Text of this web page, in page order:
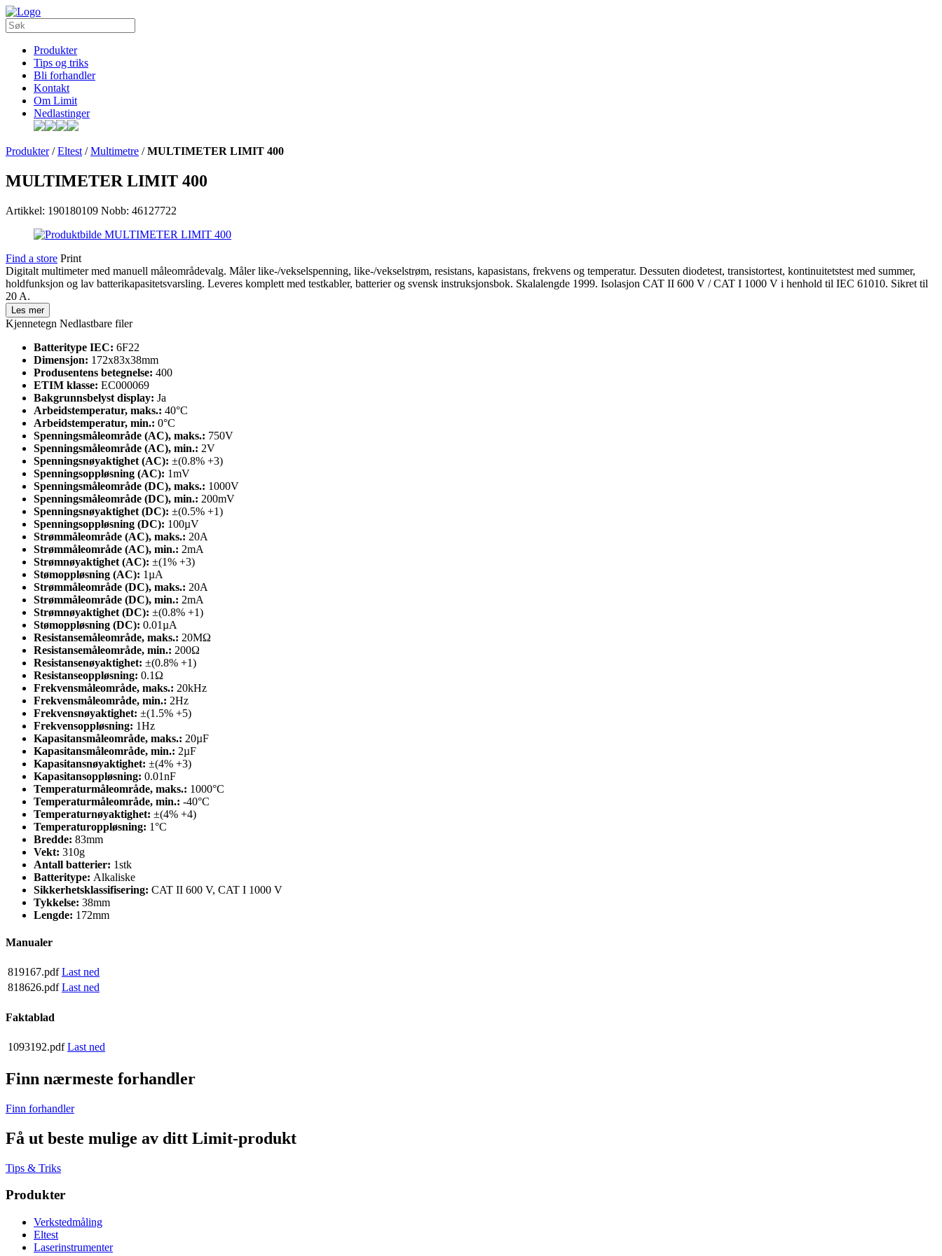
Produkter
Tips og triks
Bli forhandler
Kontakt
Om Limit
Nedlastinger
Produkter/Eltest /Multimetre /MULTIMETER LIMIT 400
MULTIMETER LIMIT 400
Artikkel: 190180109 Nobb: 46127722
Find a store Print
Digitalt multimeter med manuell måleområdevalg. Måler like-/vekselspenning, like-/vekselstrøm, resistans, kapasistans, frekvens og temperatur. Dessuten diodetest, transistortest, kontinuitetstest med summer,
holdfunksjon og lav batterikapasitetsvarsling. Leveres komplett med testkabler, batterier og svensk instruksjonsbok. Skalalengde 1999. Isolasjon CAT II 600 V / CAT I 1000 V i henhold til IEC 61010. Sikret til
20 A.
Les mer
Kjennetegn Nedlastbare filer
Batteritype IEC: 6F22
Dimensjon: 172x83x38mm
Produsentens betegnelse: 400
ETIM klasse: EC000069
Bakgrunnsbelyst display: Ja
Arbeidstemperatur, maks.: 40°C
Arbeidstemperatur, min.: 0°C
Spenningsmåleområde (AC), maks.: 750V
Spenningsmåleområde (AC), min.: 2V
Spenningsnøyaktighet (AC): ±(0.8% +3)
Spenningsoppløsning (AC): 1mV
Spenningsmåleområde (DC), maks.: 1000V
Spenningsmåleområde (DC), min.: 200mV
Spenningsnøyaktighet (DC): ±(0.5% +1)
Spenningsoppløsning (DC): 100µV
Strømmåleområde (AC), maks.: 20A
Strømmåleområde (AC), min.: 2mA
Strømnøyaktighet (AC): ±(1% +3)
Stømoppløsning (AC): 1µA
Strømmåleområde (DC), maks.: 20A
Strømmåleområde (DC), min.: 2mA
Strømnøyaktighet (DC): ±(0.8% +1)
Stømoppløsning (DC): 0.01µA
Resistansemåleområde, maks.: 20MΩ
Resistansemåleområde, min.: 200Ω
Resistansenøyaktighet: ±(0.8% +1)
Resistanseoppløsning: 0.1Ω
Frekvensmåleområde, maks.: 20kHz
Frekvensmåleområde, min.: 2Hz
Frekvensnøyaktighet: ±(1.5% +5)
Frekvensoppløsning: 1Hz
Kapasitansmåleområde, maks.: 20µF
Kapasitansmåleområde, min.: 2µF
Kapasitansnøyaktighet: ±(4% +3)
Kapasitansoppløsning: 0.01nF
Temperaturmåleområde, maks.: 1000°C
Temperaturmåleområde, min.: -40°C
Temperaturnøyaktighet: ±(4% +4)
Temperaturoppløsning: 1°C
Bredde: 83mm
Vekt: 310g
Antall batterier: 1stk
Batteritype: Alkaliske
Sikkerhetsklassifisering: CAT II 600 V, CAT I 1000 V
Tykkelse: 38mm
Lengde: 172mm
Manualer
819167.pdf Last ned
818626.pdf Last ned
Faktablad
1093192.pdf Last ned
Finn nærmeste forhandler
Finn forhandler
Få ut beste mulige av ditt Limit-produkt
Tips & Triks
Produkter
Verkstedmåling
Eltest
Laserinstrumenter